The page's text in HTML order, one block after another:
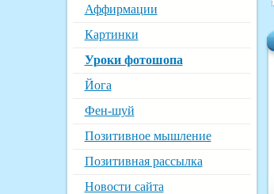
Аффирмации
Картинки
Уроки фотошопа
Йога
Фен-шуй
Позитивное мышление
Позитивная рассылка
Новости сайта